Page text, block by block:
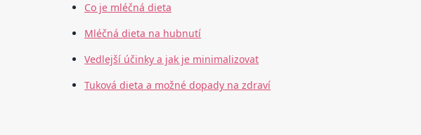
Co je mléčná dieta
Mléčná dieta na hubnutí
Vedlejší účinky a jak je minimalizovat
Tuková dieta a možné dopady na zdraví